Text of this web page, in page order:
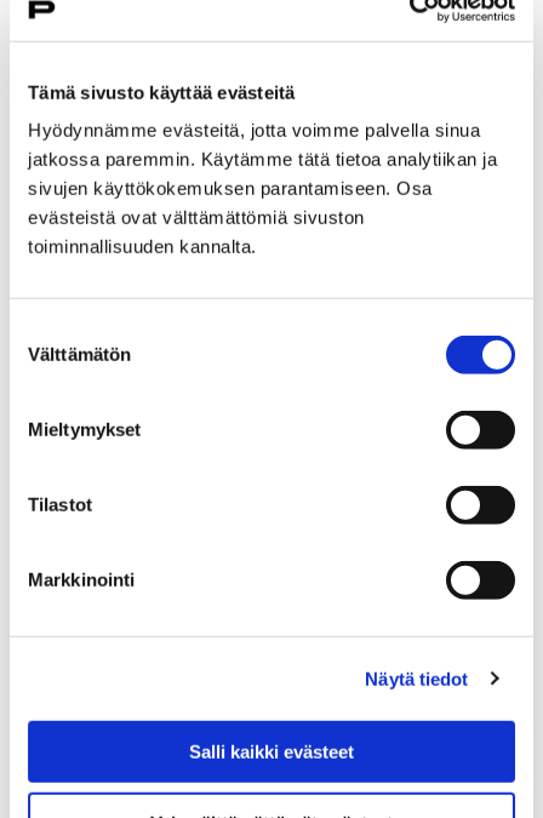
Tämä sivusto käyttää evästeitä
Hyödynnämme evästeitä, jotta voimme palvella sinua
jatkossa paremmin. Käytämme tätä tietoa analytiikan ja
sivujen käyttökokemuksen parantamiseen. Osa
evästeistä ovat välttämättömiä sivuston
toiminnallisuuden kannalta.
valinta
Välttämätön
Mieltymykset
Tilastot
Markkinointi
Näytä tiedot
Salli kaikki evästeet
Etusivu
Asiakkaana kirjastossa
Satakirjastojen verkkokirjasto
Satakirjastojen
verkkokirjasto
Ajankohtaisia tapahtumia
Retropelipäivä 2025
peliturnaukset
kaiken ikäisille ja tasoisille pelaajille.
Turnausten parhaille on maineen ja kunnian